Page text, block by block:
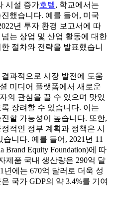
시설 증가호텔, 학교에서는
했습니다. 예를 들어, 미국
년 투자 환경 보고서에 따
는 상업 및 산업 활동에 대한
절차와 전략을 발표했습니
과적으로 시장 발전에 도움
미디어 플랫폼에서 새로운
의 관심을 끌 수 있으며 맛있
장려할 수 있습니다. 이는
할 가능성이 높습니다. 또한,
적인 정부 계획과 정책은 시
니다. 예를 들어, 2021년 11
Equity Foundation)에 따
제품 국내 생산량은 290억 달
년에는 670억 달러로 더욱 성
국가 GDP의 약 3.4%를 기여